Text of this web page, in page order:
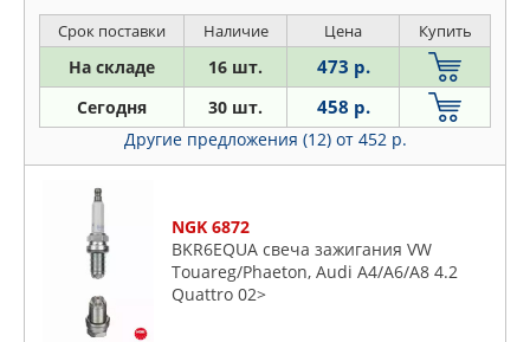
BOSCH
BRISK
CHAMPION
CHRYSLER
EUROREPAR
FENOX
Chevrolet
Chrysler
Citroen
Daewoo
Daihatsu
Honda
Hummer
quattr
Срок поставки Наличие Цена Купить
На складе 16 шт. 473 р.
Сегодня 30 шт. 458 р.
Другие предложения (12) от 452 р.
NGK 6872
BKR6EQUA свеча зажигания VW
Touareg/Phaeton, Audi A4/A6/A8 4.2
Quattro 02>